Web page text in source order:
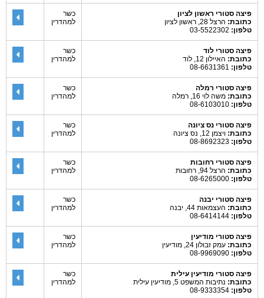
פיצה סטורי ראשון לציון
כתובת: הרצל 28, ראשון לציון
טלפון:
כשר
למהדרין
פיצה סטורי לוד
כתובת: האיילון 12, לוד
טלפון:
כשר
למהדרין
פיצה סטורי רמלה
כתובת: משה לוי 16, רמלה
טלפון:
כשר
למהדרין
פיצה סטורי נס ציונה
כתובת: ויצמן 12, נס ציונה
טלפון:
כשר
למהדרין
פיצה סטורי רחובות
כתובת: הרצל 94, רחובות
טלפון:
כשר
למהדרין
פיצה סטורי יבנה
כתובת: העצמאות 44, יבנה
טלפון:
כשר
למהדרין
פיצה סטורי מודיעין
כתובת: עמק זבולון 24, מודיעין
טלפון:
כשר
למהדרין
פיצה סטורי מודיעין עילית
כתובת: נתיבות המשפט 5, מודיעין עילית
טלפון:
כשר
למהדרין